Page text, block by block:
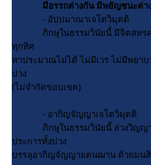
มีอรรถต่างกัน มีพยัญชนะต่า
- อัปปมาณาเจโตวิมุตติ
ภิกษุในธรรมวินัยนี้ มีจิตสหรคต
ทุกทิศ
หาประมาณไม่ได้ ไม่มีเวร ไม่มีพยา
ปวง
(ไม่จำกัดขอบเขต)
- อากิญจัญญาเจโตวิมุตติ
ภิกษุในธรรมวินัยนี้ ล่วงวิญญ
ประการทั้งปวง
บรรลุอากิญจัญญายตนฌาน ด้วยมนสิ